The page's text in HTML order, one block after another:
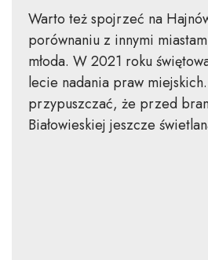
Warto też spojrzeć na
porównaniu z innymi
młoda. W 2021 roku
lecie nadania praw
przypuszczać, że przed
Białowieskiej jeszcze